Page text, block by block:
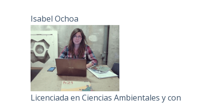
Isabel Ochoa
Licenciada en Ciencias Ambientales y con